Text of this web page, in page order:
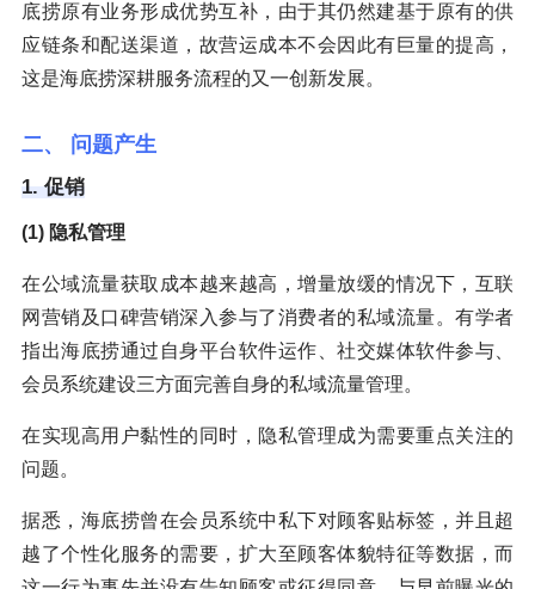
底捞原有业务形成优势互补，由于其仍然建基于原有的供
应链条和配送渠道，故营运成本不会因此有巨量的提高，
这是海底捞深耕服务流程的又一创新发展。
二、 问题产生
1. 促销
(1) 隐私管理
在公域流量获取成本越来越高，增量放缓的情况下，互联
网营销及口碑营销深入参与了消费者的私域流量。有学者
指出海底捞通过自身平台软件运作、社交媒体软件参与、
会员系统建设三方面完善自身的私域流量管理。
在实现高用户黏性的同时，隐私管理成为需要重点关注的
问题。
据悉，海底捞曾在会员系统中私下对顾客贴标签，并且超
越了个性化服务的需要，扩大至顾客体貌特征等数据，而